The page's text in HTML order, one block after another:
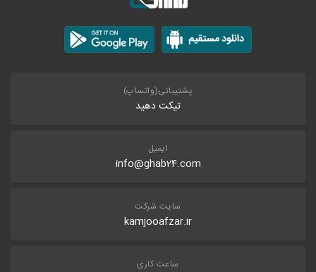
پشتیبانی(واتساپ)
تیکت دهید
ایمیل
info@ghab24.com
سایت شرکت
kamjooafzar.ir
ساعت کاری